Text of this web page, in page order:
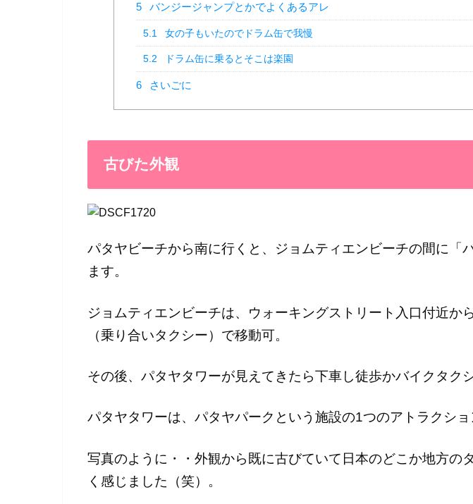
5 バンジージャンプとかでよくあるアレ
5.1 女の子もいたのでドラム缶で我慢
5.2 ドラム缶に乗るとそこは楽園
6 さいごに
古びた外観
パタヤビーチから南に行くと、ジョムティエンビーチの間に「
ます。
ジョムティエンビーチは、ウォーキングストリート入口付近か
（乗り合いタクシー）で移動可。
その後、パタヤタワーが見えてきたら下車し徒歩かバイクタク
パタヤタワーは、パタヤパークという施設の1つのアトラクショ
写真のように・・外観から既に古びていて日本のどこか地方の
く感じました（笑）。